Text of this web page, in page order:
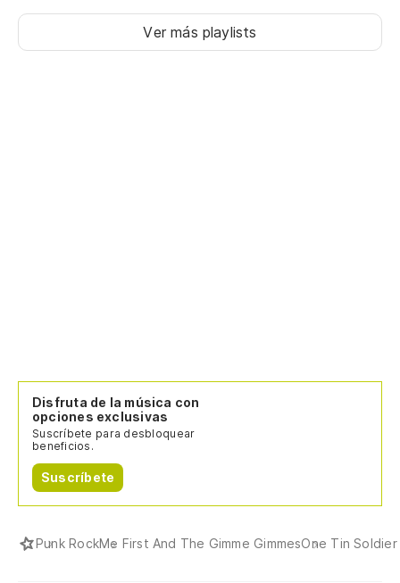
Ver más playlists
Disfruta de la música con
opciones exclusivas
Suscríbete para desbloquear
beneficios.
Suscríbete
Punk RockMe First And The Gimme GimmesOne Tin Soldier